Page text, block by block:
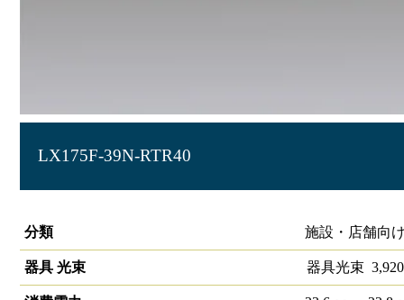
LX175F-39N-RTR40
分類
施設・店舗向
器具 光束 器具光束 3,920